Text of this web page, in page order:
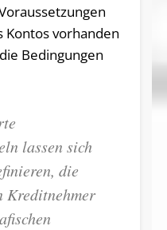
Kontos vorhanden
Bedingungen
lassen sich
die
Kreditnehmer